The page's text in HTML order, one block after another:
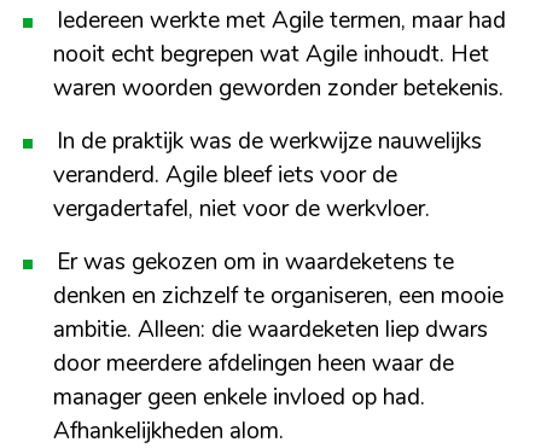
Iedereen werkte met Agile termen, maar had
nooit echt begrepen wat Agile inhoudt. Het
waren woorden geworden zonder betekenis.
In de praktijk was de werkwijze nauwelijks
veranderd. Agile bleef iets voor de
vergadertafel, niet voor de werkvloer.
Er was gekozen om in waardeketens te
denken en zichzelf te organiseren, een mooie
ambitie. Alleen: die waardeketen liep dwars
door meerdere afdelingen heen waar de
manager geen enkele invloed op had.
Afhankelijkheden alom.